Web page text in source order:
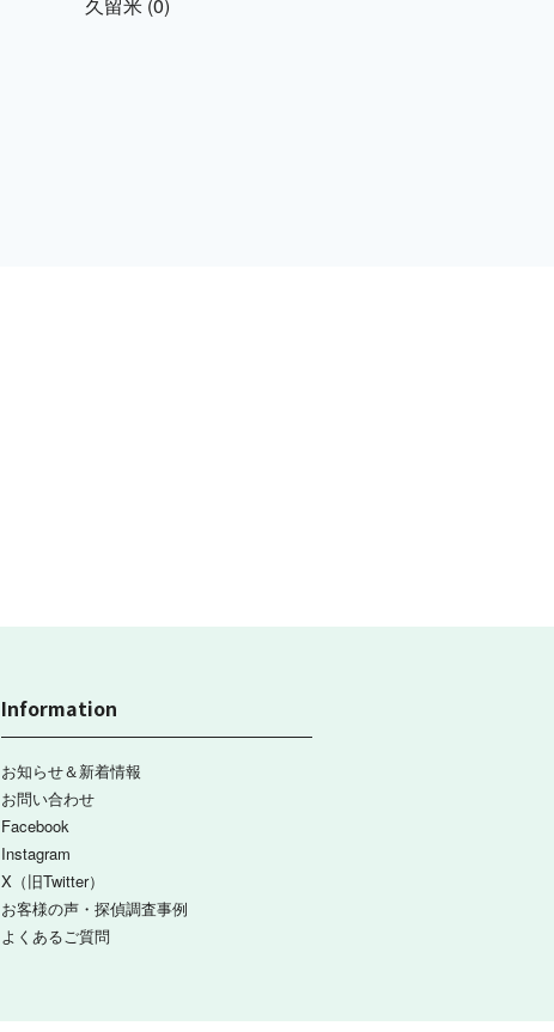
久留米 (0)
Information
お知らせ＆新着情報
お問い合わせ
Facebook
Instagram
X（旧Twitter）
お客様の声・探偵調査事例
よくあるご質問